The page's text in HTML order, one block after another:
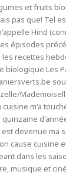
et fruits
pas que! Tel
Hind
épisodes
les recettes
biologique Les
cuisine m'a
devenue ma
cause cuisine
dans les
musique et